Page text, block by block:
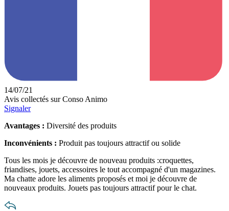
14/07/21
Avis collectés sur Conso Animo
Signaler
Avantages : Diversité des produits
Inconvénients : Produit pas toujours attractif ou solide
Tous les mois je découvre de nouveau produits :croquettes,
friandises, jouets, accessoires le tout accompagné d'un magazines.
Ma chatte adore les aliments proposés et moi je découvre de
nouveaux produits. Jouets pas toujours attractif pour le chat.